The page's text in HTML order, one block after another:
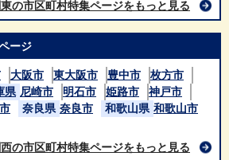
東の市区町村特集ページをもっと見る
ージ
大阪市 東大阪市 豊中市
枚方市
県 尼崎市 明石市 姫路市
神戸市
奈良県 奈良市 和歌山県 和歌山市
西の市区町村特集ページをもっと見る